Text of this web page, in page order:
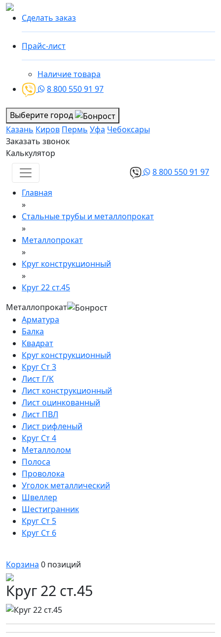
Сделать заказ
Прайс-лист
Наличие товара
8 800 550 91 97
Выберите город
Казань Киров Пермь Уфа Чебоксары
Заказать звонок
Калькулятор
8 800 550 91 97
Главная
»
Стальные трубы и металлопрокат
»
Металлопрокат
»
Круг конструкционный
»
Круг 22 ст.45
Металлопрокат
Арматура
Балка
Квадрат
Круг конструкционный
Круг Ст 3
Лист Г/К
Лист конструкционный
Лист оцинкованный
Лист ПВЛ
Лист рифленый
Круг Ст 4
Металлолом
Полоса
Проволока
Уголок металлический
Швеллер
Шестигранник
Круг Ст 5
Круг Ст 6
Корзина 0 позиций
Круг 22 ст.45